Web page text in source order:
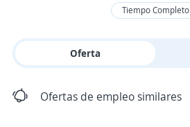
Tiempo Completo
Oferta
Ofertas de empleo similares